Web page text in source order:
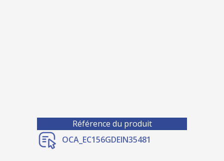
Référence du produit
OCA_EC156GDEIN35481